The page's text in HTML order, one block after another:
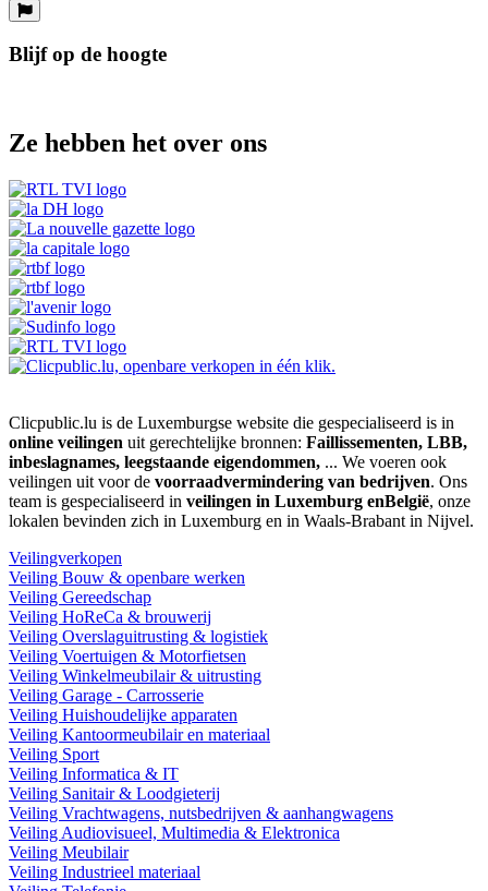
Blijf op de hoogte
Ze hebben het over ons
Clicpublic.lu is de Luxemburgse website die gespecialiseerd is in
online veilingen uit gerechtelijke bronnen: Faillissementen, LBB,
inbeslagnames, leegstaande eigendommen, ... We voeren ook
veilingen uit voor de voorraadvermindering van bedrijven. Ons
team is gespecialiseerd in veilingen in Luxemburg enBelgië, onze
lokalen bevinden zich in Luxemburg en in Waals-Brabant in Nijvel.
Veilingverkopen
Veiling Bouw & openbare werken
Veiling Gereedschap
Veiling HoReCa & brouwerij
Veiling Overslaguitrusting & logistiek
Veiling Voertuigen & Motorfietsen
Veiling Winkelmeubilair & uitrusting
Veiling Garage - Carrosserie
Veiling Huishoudelijke apparaten
Veiling Kantoormeubilair en materiaal
Veiling Sport
Veiling Informatica & IT
Veiling Sanitair & Loodgieterij
Veiling Vrachtwagens, nutsbedrijven & aanhangwagens
Veiling Audiovisueel, Multimedia & Elektronica
Veiling Meubilair
Veiling Industrieel materiaal